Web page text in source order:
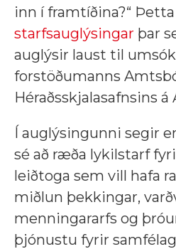
inn í framtíðina?“
starfsauglýsingar þar
auglýsir laust til
forstöðumanns
Héraðsskjalasafnsins á
Í auglýsingunni segir
sé að ræða lykilstarf
leiðtoga sem vill hafa
miðlun þekkingar,
menningararfs og
þjónustu fyrir